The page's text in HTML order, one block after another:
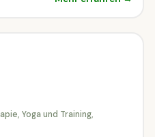
Yoga und Training,